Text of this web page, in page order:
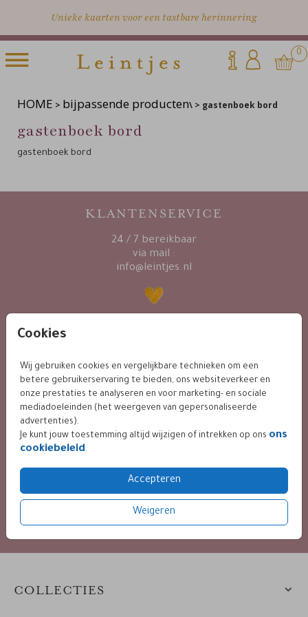
Unieke kaarten voor een tastbare herinnering
0
Cookies
Wij gebruiken cookies en vergelijkbare technieken om een
betere gebruikerservaring te bieden, ons websiteverkeer en
onze prestaties te analyseren en voor marketing- en sociale
mediadoeleinden (het weergeven van gepersonaliseerde
advertenties).
Je kunt jouw toestemming altijd wijzigen of intrekken op ons ons
cookiebeleid.
Accepteren
Weigeren
HOME > bijpassende producten\ > gastenboek bord
gastenboek bord
gastenboek bord
KLANTENSERVICE
24 / 7 bereikbaar
via mail :
info@leintjes.nl
9.4 / 10 op basis van 400+ reviews
BETALING VEILIG VIA
diverse mogelijkheden
COLLECTIES